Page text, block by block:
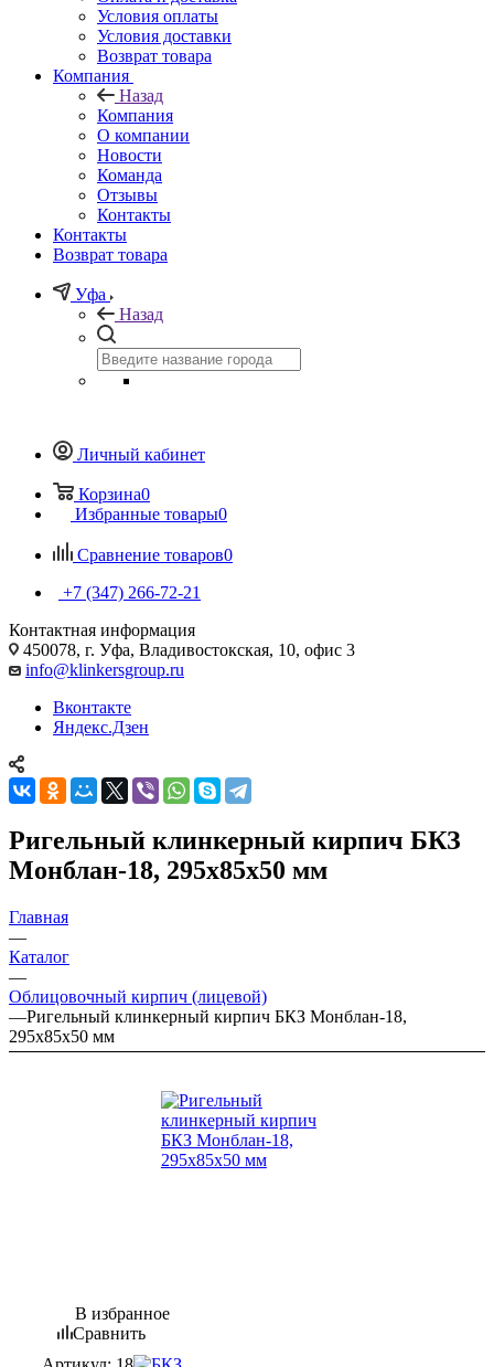
Условия оплаты
Условия доставки
Возврат товара
Компания
Назад
Компания
О компании
Новости
Команда
Отзывы
Контакты
Контакты
Возврат товара
Уфа
Назад
Личный кабинет
Корзина0
Избранные товары0
Сравнение товаров0
+7 (347) 266-72-21
Контактная информация
450078, г. Уфа, Владивостокская, 10, офис 3
info@klinkersgroup.ru
Вконтакте
Яндекс.Дзен
Ригельный клинкерный кирпич БКЗ
Монблан-18, 295х85х50 мм
Главная
—
Каталог
—
Облицовочный кирпич (лицевой)
—Ригельный клинкерный кирпич БКЗ Монблан-18,
295х85х50 мм
В избранное
Сравнить